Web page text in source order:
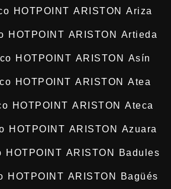
HOTPOINT ARISTON Ariza
HOTPOINT ARISTON Artieda
HOTPOINT ARISTON Asín
HOTPOINT ARISTON Atea
HOTPOINT ARISTON Ateca
HOTPOINT ARISTON Azuara
HOTPOINT ARISTON Badules
HOTPOINT ARISTON Bagüés